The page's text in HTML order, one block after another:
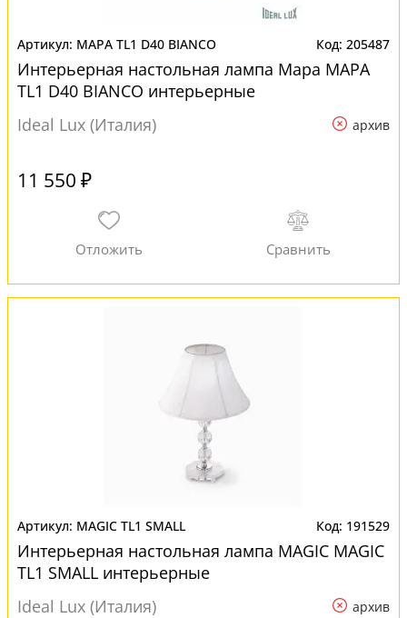
MAPA TL1 D40 BIANCO 205487
Интерьерная настольная лампа Mapa MAPA
TL1 D40 BIANCO интерьерные
Ideal Lux (Италия)
архив
11 550 ₽
MAGIC TL1 SMALL 191529
Интерьерная настольная лампа MAGIC MAGIC
TL1 SMALL интерьерные
Ideal Lux (Италия)
архив